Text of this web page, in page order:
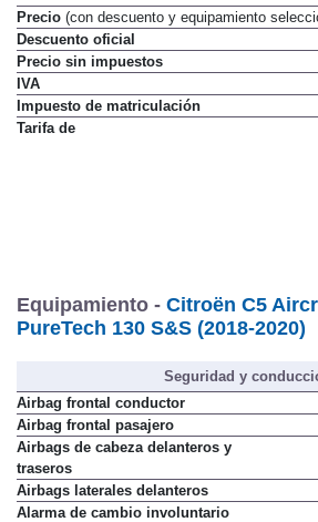
Precio (con descuento y equipamiento
Descuento oficial
Precio sin impuestos
IVA
Impuesto de matriculación
Tarifa de
Equipamiento - Citroën C5
PureTech 130 S&S (2018-2020)
Seguridad y
Airbag frontal conductor
Airbag frontal pasajero
Airbags de cabeza delanteros y
traseros
Airbags laterales delanteros
Alarma de cambio involuntario